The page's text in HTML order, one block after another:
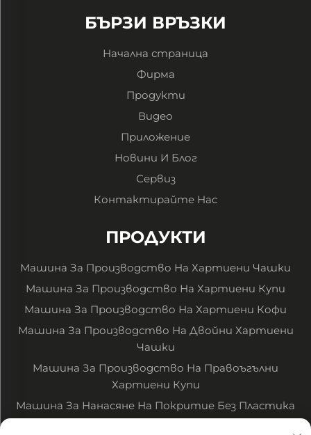
БЪРЗИ ВРЪЗКИ
Начална страница
Фирма
Продукти
Видео
Приложение
Новини И Блог
Сервиз
Контактирайте Нас
ПРОДУКТИ
Машина За Производство На Хартиени Чашки
Машина За Производство На Хартиени Купи
Машина За Производство На Хартиени Кофи
Машина За Производство На Двойни Хартиени
Чашки
Машина За Производство На Правоъгълни
Хартиени Купи
Машина За Нанасяне На Покритие Без Пластика